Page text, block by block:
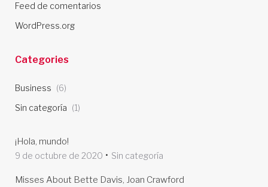
Feed de comentarios
WordPress.org
Categories
Business (6)
Sin categoría (1)
¡Hola, mundo!
9 de octubre de 2020 Sin categoría
Misses About Bette Davis, Joan Crawford